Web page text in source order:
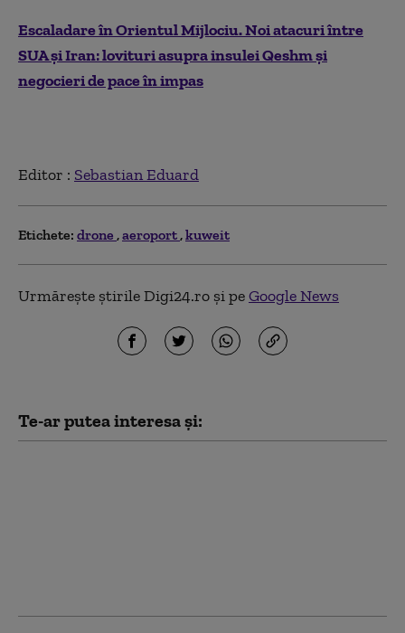
Escaladare în Orientul Mijlociu. Noi atacuri între
SUA și Iran: lovituri asupra insulei Qeshm și
negocieri de pace în impas
Editor : Sebastian Eduard
Etichete: drone aeroport kuweit
Urmărește știrile Digi24.ro și peGoogle News
Te-ar putea interesa și: